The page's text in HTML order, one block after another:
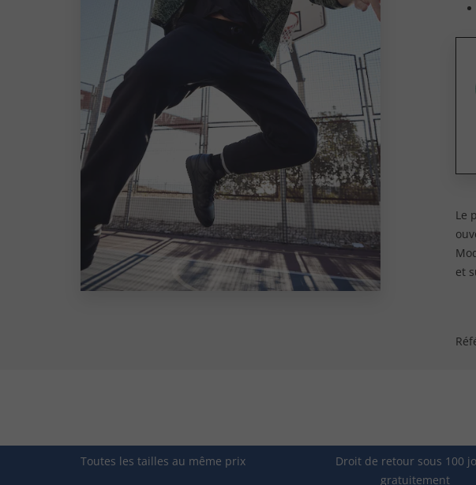
Le
et
Toutes les tailles au même prix
Droit de retour sous 100
gratuitement